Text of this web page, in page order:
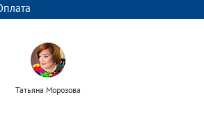
|
Татьяна Морозова